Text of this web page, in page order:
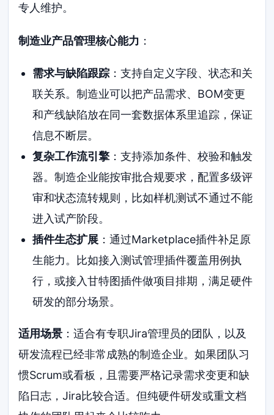
专人维护。
制造业产品管理核心能力 ：
需求与缺陷跟踪：支持自定义字段、状态和关
联关系。制造业可以把产品需求、BOM变更
和产线缺陷放在同一套数据体系里追踪，保证
信息不断层。
复杂工作流引擎：支持添加条件、校验和触发
器。制造企业能按审批合规要求，配置多级评
审和状态流转规则，比如样机测试不通过不能
进入试产阶段。
插件生态扩展：通过Marketplace插件补足原
生能力。比如接入测试管理插件覆盖用例执
行，或接入甘特图插件做项目排期，满足硬件
研发的部分场景。
适用场景 ：适合有专职Jira管理员的团队，以及
研发流程已经非常成熟的制造企业。如果团队习
惯Scrum或看板，且需要严格记录需求变更和缺
陷日志，Jira比较合适。但纯硬件研发或重文档